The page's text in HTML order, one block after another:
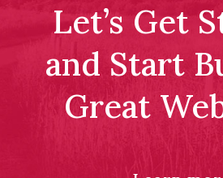
Let’s Get
and Start
Great